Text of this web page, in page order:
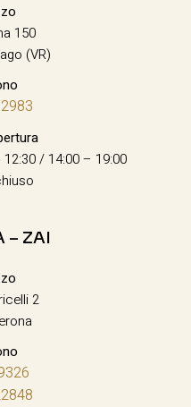
150
(VR)
/ 14:00 – 19:00
– ZAI
2